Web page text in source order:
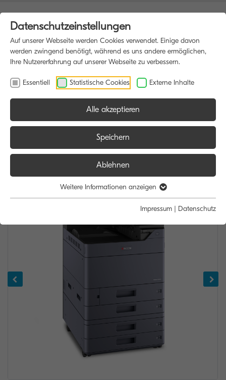
Datenschutzeinstellungen
Auf unserer Webseite werden Cookies verwendet. Einige davon
werden zwingend benötigt, während es uns andere ermöglichen,
Ihre Nutzererfahrung auf unserer Webseite zu verbessern.
Essentiell Statistische Cookies Externe Inhalte
Alle akzeptieren
Speichern
Ablehnen
Weitere Informationen anzeigen
Impressum | Datenschutz